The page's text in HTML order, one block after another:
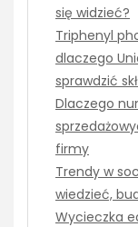
się widzieć?
Triphenyl
dlaczego
sprawdzić
Dlaczego
firmy
Trendy w
wiedzieć,
Wycieczka